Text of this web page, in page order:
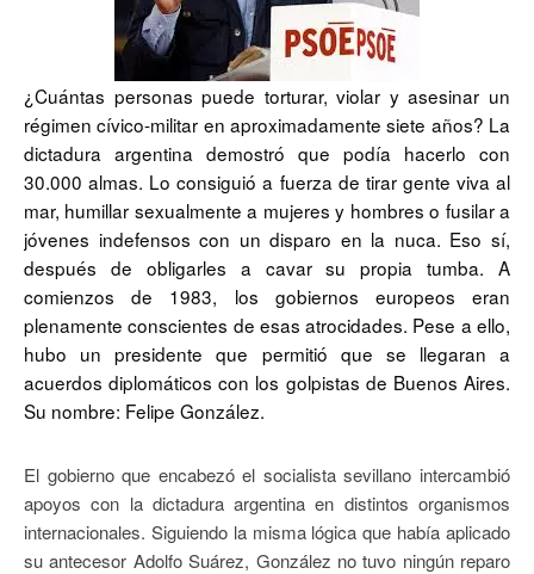
¿Cuántas personas puede torturar, violar y asesinar un
régimen cívico-militar en aproximadamente siete años? La
dictadura argentina demostró que podía hacerlo con
30.000 almas. Lo consiguió a fuerza de tirar gente viva al
mar, humillar sexualmente a mujeres y hombres o fusilar a
jóvenes indefensos con un disparo en la nuca. Eso sí,
después de obligarles a cavar su propia tumba. A
comienzos de 1983, los gobiernos europeos eran
plenamente conscientes de esas atrocidades. Pese a ello,
hubo un presidente que permitió que se llegaran a
acuerdos diplomáticos con los golpistas de Buenos Aires.
Su nombre: Felipe González.
El gobierno que encabezó el socialista sevillano intercambió
apoyos con la dictadura argentina en distintos organismos
internacionales. Siguiendo la misma lógica que había aplicado
su antecesor Adolfo Suárez, González no tuvo ningún reparo